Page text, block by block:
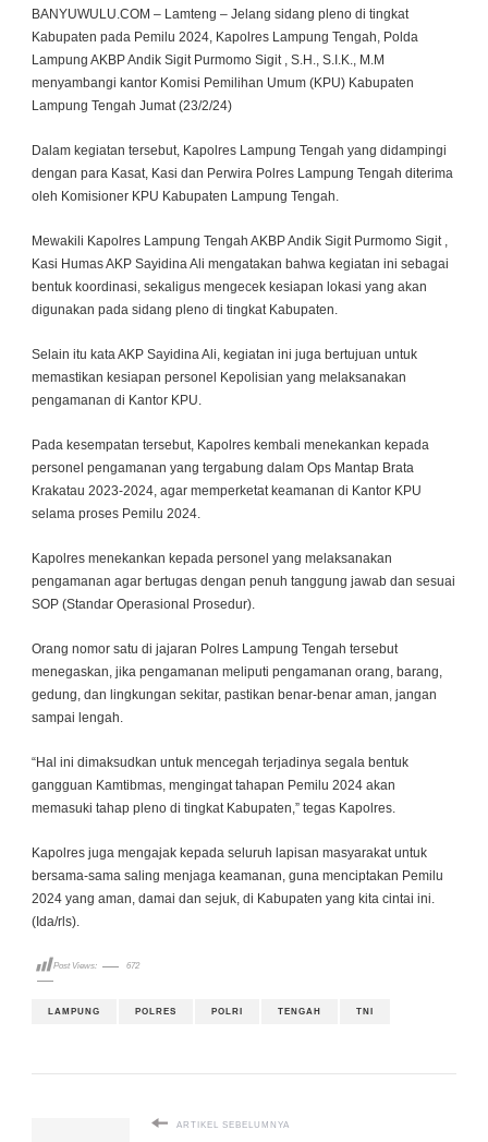
TENGAH
KUNJUNGI
KANTOR
KPU
BANYUWULU.COM – Lamteng – Jelang sidang pleno di tingkat
Kabupaten pada Pemilu 2024, Kapolres Lampung Tengah, Polda
Lampung AKBP Andik Sigit Purmomo Sigit , S.H., S.I.K., M.M
menyambangi kantor Komisi Pemilihan Umum (KPU) Kabupaten
Lampung Tengah Jumat (23/2/24)
Dalam kegiatan tersebut, Kapolres Lampung Tengah yang didampingi
dengan para Kasat, Kasi dan Perwira Polres Lampung Tengah diterima
oleh Komisioner KPU Kabupaten Lampung Tengah.
Mewakili Kapolres Lampung Tengah AKBP Andik Sigit Purmomo Sigit ,
Kasi Humas AKP Sayidina Ali mengatakan bahwa kegiatan ini sebagai
bentuk koordinasi, sekaligus mengecek kesiapan lokasi yang akan
digunakan pada sidang pleno di tingkat Kabupaten.
Selain itu kata AKP Sayidina Ali, kegiatan ini juga bertujuan untuk
memastikan kesiapan personel Kepolisian yang melaksanakan
pengamanan di Kantor KPU.
Pada kesempatan tersebut, Kapolres kembali menekankan kepada
personel pengamanan yang tergabung dalam Ops Mantap Brata
Krakatau 2023-2024, agar memperketat keamanan di Kantor KPU
selama proses Pemilu 2024.
Kapolres menekankan kepada personel yang melaksanakan
pengamanan agar bertugas dengan penuh tanggung jawab dan sesuai
SOP (Standar Operasional Prosedur).
Orang nomor satu di jajaran Polres Lampung Tengah tersebut
menegaskan, jika pengamanan meliputi pengamanan orang, barang,
gedung, dan lingkungan sekitar, pastikan benar-benar aman, jangan
sampai lengah.
“Hal ini dimaksudkan untuk mencegah terjadinya segala bentuk
gangguan Kamtibmas, mengingat tahapan Pemilu 2024 akan
memasuki tahap pleno di tingkat Kabupaten,” tegas Kapolres.
Kapolres juga mengajak kepada seluruh lapisan masyarakat untuk
bersama-sama saling menjaga keamanan, guna menciptakan Pemilu
2024 yang aman, damai dan sejuk, di Kabupaten yang kita cintai ini.
(Ida/rls).
Post Views: 672
LAMPUNG POLRES POLRI TENGAH TNI
ARTIKEL SEBELUMNYA